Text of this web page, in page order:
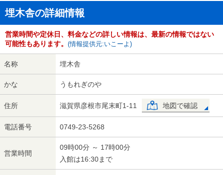
埋木舎の詳細情報
営業時間や定休日、料金などの詳しい情報は、最新の情報ではない
可能性もあります。 (情報提供元:いこーよ)
名称 埋木舎
かな うもれぎのや
住所 滋賀県彦根市尾末町1-11 地図で確認
電話番号 0749-23-5268
営業時間
09時00分 ～ 17時00分
入館は16:30まで